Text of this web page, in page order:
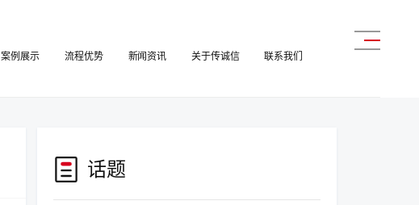
案例展示 流程优势 新闻资讯 关于传诚信 联系我们
话题